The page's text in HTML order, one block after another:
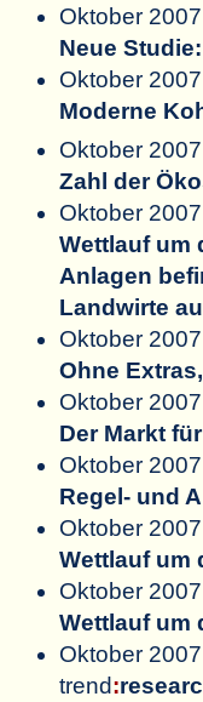
Oktober
Neue
Oktober
Moderne
Oktober
Zahl der
Oktober
Wettlauf um
Anlagen
Landwirte
Oktober
Ohne
Oktober
Der Markt
Oktober
Regel- und
Oktober
Wettlauf um
Oktober
Wettlauf um
Oktober
trend: